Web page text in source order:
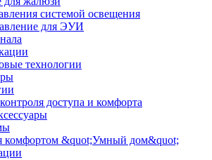
системой освещения
для ЭУИ
технологии
доступа и комфорта
комфортом &quot;Умный дом&quot;